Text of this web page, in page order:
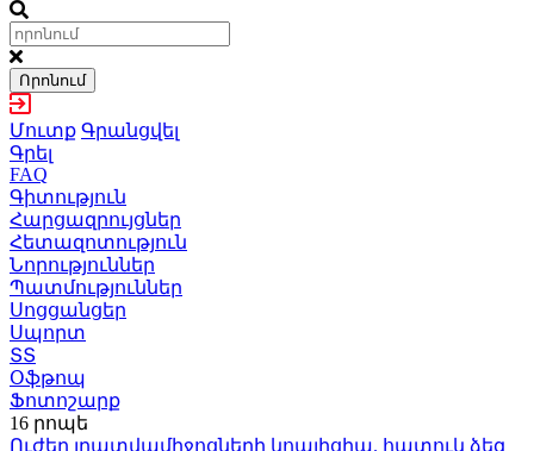
Որոնում
Մուտք Գրանցվել
Գրել
FAQ
Գիտություն
Հարցազրույցներ
Հետազոտություն
Նորություններ
Պատմություններ
Սոցցանցեր
Սպորտ
ՏՏ
Օֆթոպ
Ֆոտոշարք
16 րոպե
Ուժեղ լրատվամիջոցների կոալիցիա. հատուկ ձեզ